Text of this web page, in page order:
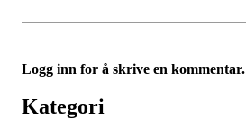
Logg inn for å skrive en kommentar.
Kategori